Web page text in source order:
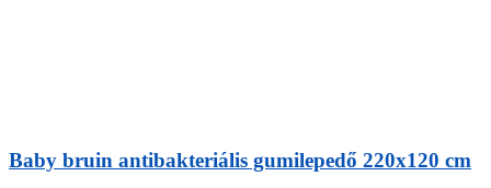
Baby bruin antibakteriális gumilepedő 220x120 cm